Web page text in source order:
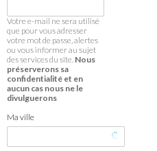
Votre e-mail ne sera utilisé
que pour vous adresser
votre mot de passe, alertes
ou vous informer au sujet
des services du site. Nous
préserverons sa
confidentialité et en
aucun cas nous ne le
divulguerons
Ma ville